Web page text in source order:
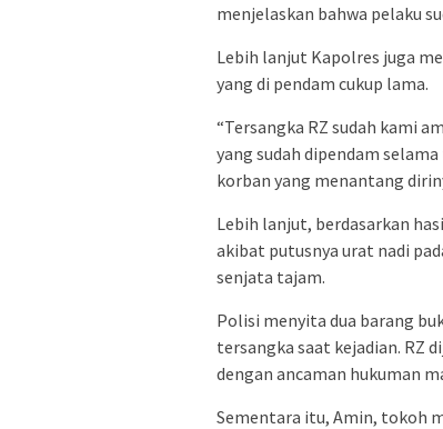
menjelaskan bahwa pelaku
Lebih lanjut Kapolres juga
yang di pendam cukup lama.
“Tersangka RZ sudah kami
yang sudah dipendam
korban yang menantang
Lebih lanjut, berdasarkan
akibat putusnya urat nadi
senjata tajam.
Polisi menyita dua barang
tersangka saat kejadian. RZ
dengan ancaman hukuman
Sementara itu, Amin, tokoh